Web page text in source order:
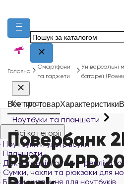
Каталог
Ноутбуки та планшети
Всі категорії
Ноутбуки й ультрабуки
Планшети
Док-станції та порт-
Сумки, чохли та рюкзаки для
Блоки живлення для ноутбуків
Головна
Смартфони
та гаджети
Універсальні
батареї
Все про товарХарактеристики
Повербанк
PB2004PD